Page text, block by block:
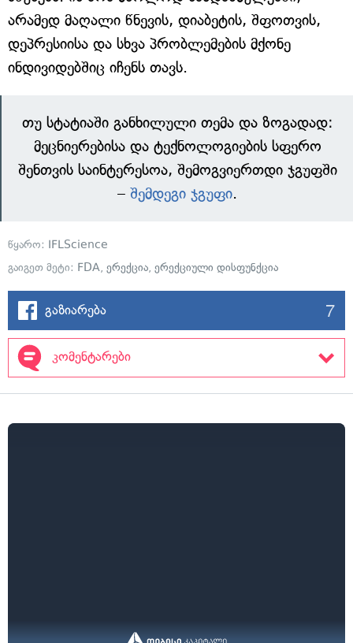
არამედ მაღალი წნევის, დიაბეტის, შფოთვის,
დეპრესიისა და სხვა პრობლემების მქონე
ინდივიდებშიც იჩენს თავს.
თუ სტატიაში განხილული თემა და ზოგადად:
მეცნიერებისა და ტექნოლოგიების სფერო
შენთვის საინტერესოა, შემოგვიერთდი ჯგუფში
– შემდეგი ჯგუფი.
წყარო: IFLScience
გაიგეთ მეტი: FDA, ერექცია, ერექციული დისფუნქცია
გაზიარება 7
კომენტარები